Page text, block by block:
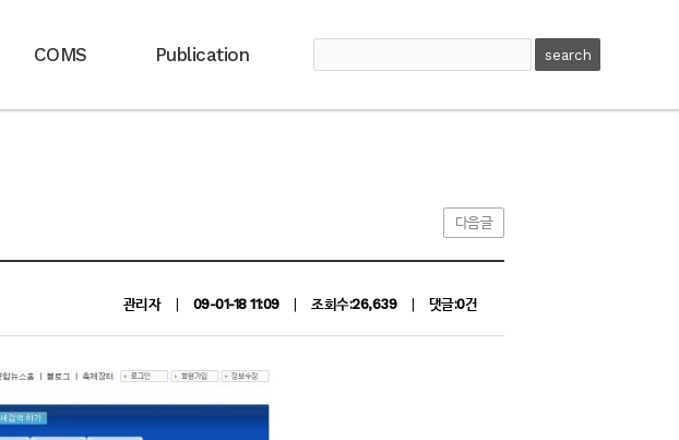
COMS Publication
다음글
관리자 09-01-18 11:09 조회수:26,639 댓글:0건